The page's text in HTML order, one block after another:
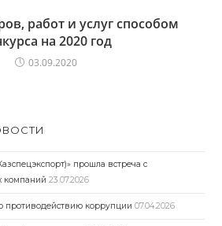
работ и услуг способом
на 2020 год
03.09.2020
прошла встреча с
компаний 23.07.2026
противодействию коррупции 07.04.2026